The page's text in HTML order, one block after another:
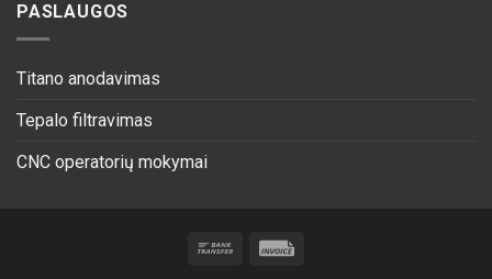
PASLAUGOS
Titano anodavimas
Tepalo filtravimas
CNC operatorių mokymai